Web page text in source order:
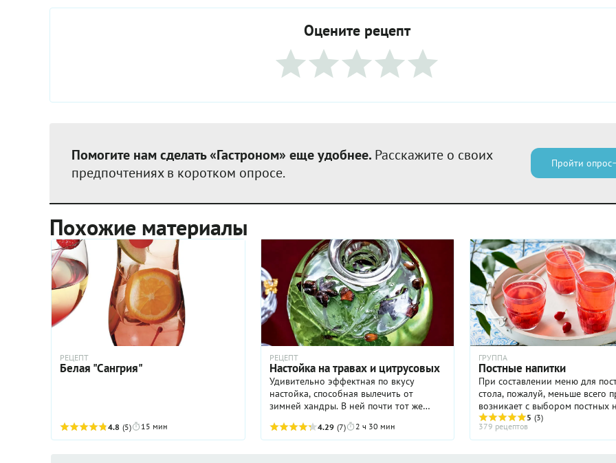
Оцените рецепт
Помогите нам сделать «Гастроном» еще удобнее. Расскажите о своих
предпочтениях в коротком опросе.
Пройти опрос
Похожие материалы
РЕЦЕПТ
Белая "Сангрия"
4.8 (5) 15 мин
РЕЦЕПТ
Настойка на травах и цитрусовых
Удивительно эффектная по вкусу
настойка, способная вылечить от
зимней хандры. В ней почти тот же
мята делает букет более свежим и
парфюмерным. Вроде бы много ...
4.29 (7) 2 ч 30 мин
ГРУППА
Постные напитки
При составлении меню для постного
стола, пожалуй, меньше всего
возникает с выбором постных
Достаточно исключить
молочные продукты – молоко,
простоквашу, ...
5 (3)
379 рецептов